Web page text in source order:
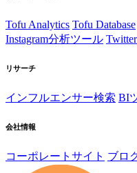
Tofu Analytics Tofu Database
Instagram分析ツール
リサーチ
インフルエンサー検索 BI
会社情報
コーポレートサイト ブロ